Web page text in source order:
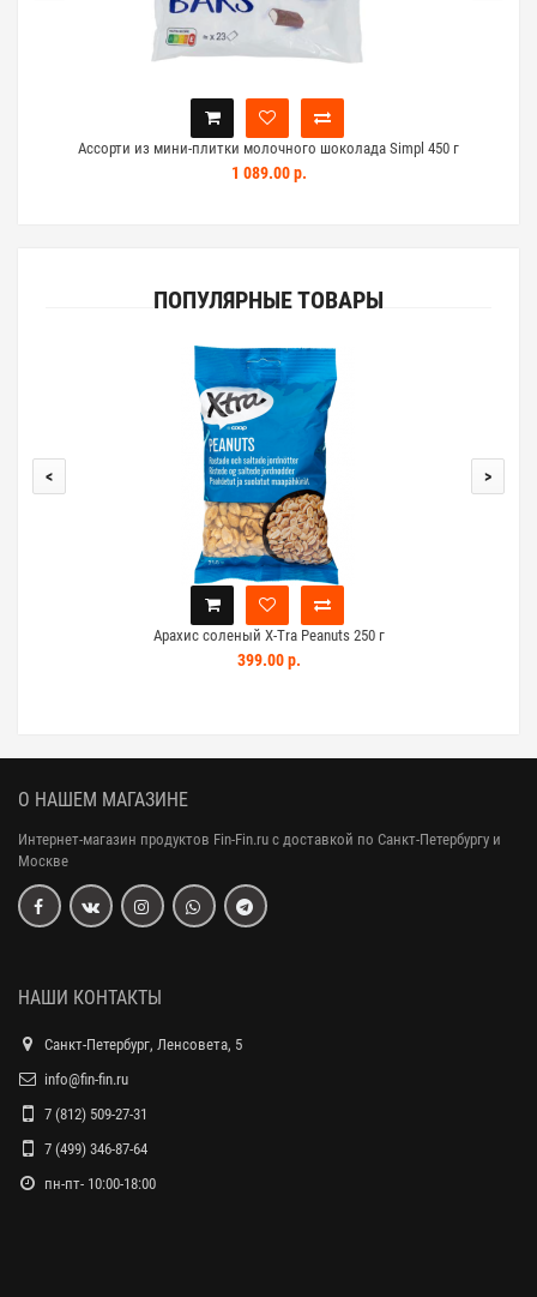
Ассорти из мини-плитки молочного шоколада Simpl 450 г
1 089.00 р.
ПОПУЛЯРНЫЕ ТОВАРЫ
Арахис соленый X-Tra Peanuts 250 г
399.00 р.
< >
О НАШЕМ МАГАЗИНЕ
Интернет-магазин продуктов Fin-Fin.ru с доставкой по Санкт-Петербургу и
Москве
НАШИ КОНТАКТЫ
Санкт-Петербург, Ленсовета, 5
info@fin-fin.ru
7 (812) 509-27-31
7 (499) 346-87-64
пн-пт- 10:00-18:00